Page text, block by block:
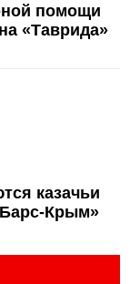
помощи
«Таврида»
казачьи
Крым»